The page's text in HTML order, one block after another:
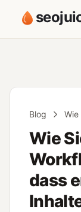
Blog
Wie
dass